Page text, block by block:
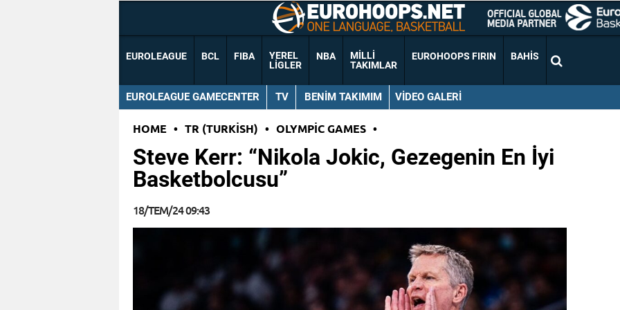
EUROLEAGUE BCL FIBA
YEREL
LIGLER
NBA
MILLI
TAKIMLAR
EUROHOOPS FIRIN BAHIS
EUROLEAGUE GAMECENTER TV BENIM TAKIMIM VIDEO GALERI
HOME • TR (TURKISH) • OLYMPIC GAMES •
Steve Kerr: “Nikola Jokic, Gezegenin En İyi
Basketbolcusu”
18/TEM/24 09:43